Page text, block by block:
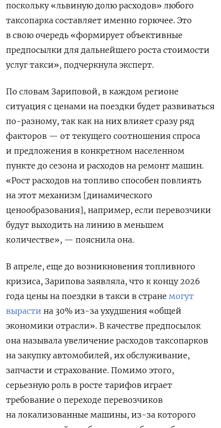
поскольку «львиную долю расходов» любого
таксопарка составляет именно горючее. Это
в свою очередь «формирует объективные
предпосылки для дальнейшего роста стоимости
услуг такси», подчеркнула эксперт.
По словам Зариповой, в каждом регионе
ситуация с ценами на поездки будет развиваться
по-разному, так как на них влияет сразу ряд
факторов — от текущего соотношения спроса
и предложения в конкретном населенном
пункте до сезона и расходов на ремонт машин.
«Рост расходов на топливо способен повлиять
на этот механизм [динамического
ценообразования], например, если перевозчики
будут выходить на линию в меньшем
количестве», — пояснила она.
В апреле, еще до возникновения топливного
кризиса, Зарипова заявляла, что к концу 2026
года цены на поездки в такси в стране могут
вырасти на 30% из-за ухудшения «общей
экономики отрасли». В качестве предпосылок
она называла увеличение расходов таксопарков
на закупку автомобилей, их обслуживание,
запчасти и страхование. Помимо этого,
серьезную роль в росте тарифов играет
требование о переходе перевозчиков
на локализованные машины, из-за которого